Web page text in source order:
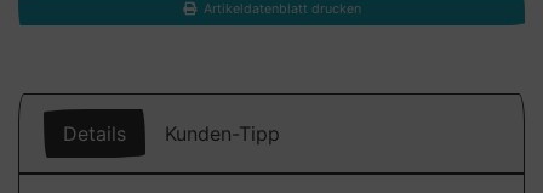
Artikeldatenblatt drucken
Details Kunden-Tipp